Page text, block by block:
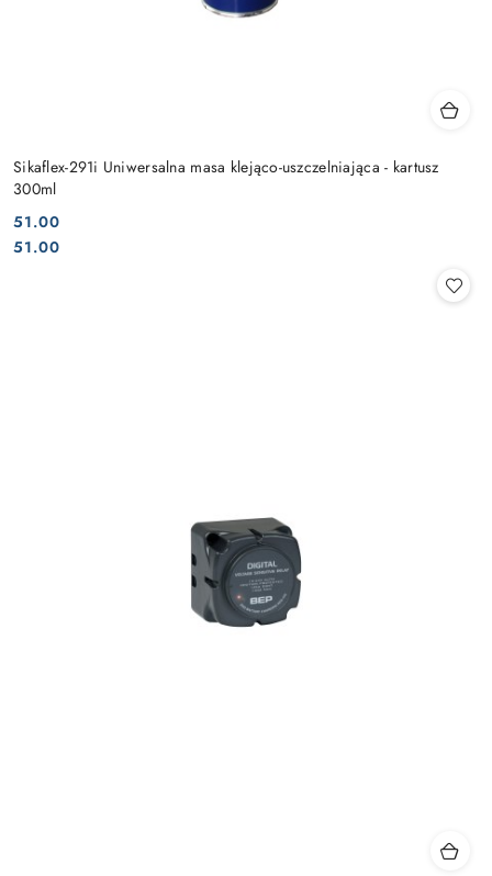
Sikaflex-291i Uniwersalna masa klejąco-uszczelniająca - kartusz
300ml
Cena:
51.00
Cena:
51.00